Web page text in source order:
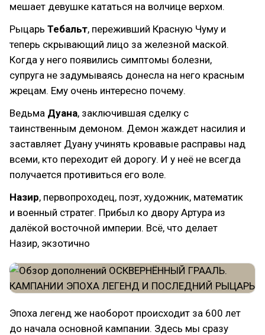
мешает девушке кататься на волчице верхом.
Рыцарь Тебальт, переживший Красную Чуму и
теперь скрывающий лицо за железной маской.
Когда у него появились симптомы болезни,
супруга не задумываясь донесла на него красным
жрецам. Ему очень интересно почему.
Ведьма Дуана, заключившая сделку с
таинственным демоном. Демон жаждет насилия и
заставляет Дуану учинять кровавые расправы над
всеми, кто переходит ей дорогу. И у неё не всегда
получается противиться его воле.
Назир, первопроходец, поэт, художник, математик
и военный стратег. Прибыл ко двору Артура из
далёкой восточной империи. Всё, что делает
Назир, экзотично
Эпоха легенд же наоборот происходит за 600 лет
до начала основной кампании. Здесь мы сразу